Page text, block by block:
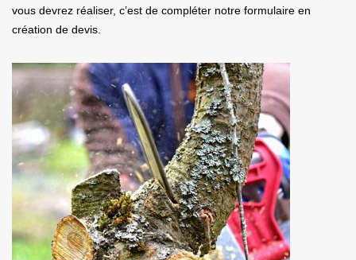
vous devrez réaliser, c’est de compléter notre formulaire en
création de devis.